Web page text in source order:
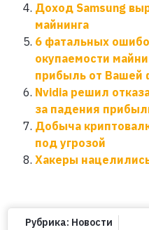
Доход Samsung
майнинга
6 фатальных
окупаемости
прибыль от Вашей
Nvidia решил
за падения
Добыча
под угрозой
Хакеры
Рубрика: Новости